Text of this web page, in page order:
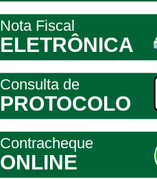
Nota Fiscal
ELETRÔNICA
Consulta de
PROTOCOLO
Contracheque
ONLINE